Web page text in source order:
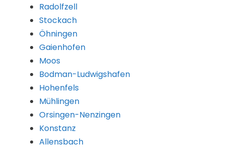
Radolfzell
Stockach
Öhningen
Gaienhofen
Moos
Bodman-Ludwigshafen
Hohenfels
Mühlingen
Orsingen-Nenzingen
Konstanz
Allensbach